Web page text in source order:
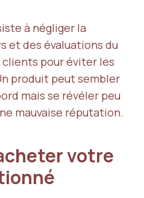
à négliger la
et des évaluations du
clients pour éviter les
produit peut sembler
mais se révéler peu
mauvaise réputation.
votre